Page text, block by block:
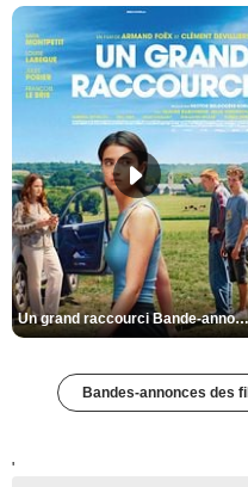
Un grand raccourci Bande-annonce VF
Bandes-annonces des
'